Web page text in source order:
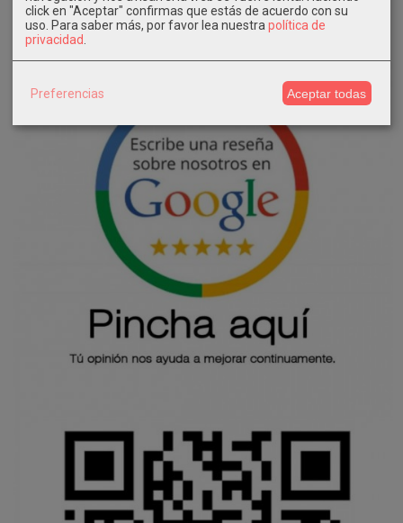
click en "Aceptar" confirmas que estás de acuerdo con su
uso. Para saber más, por favor lea nuestra política de
privacidad
Preferencias Aceptar todas